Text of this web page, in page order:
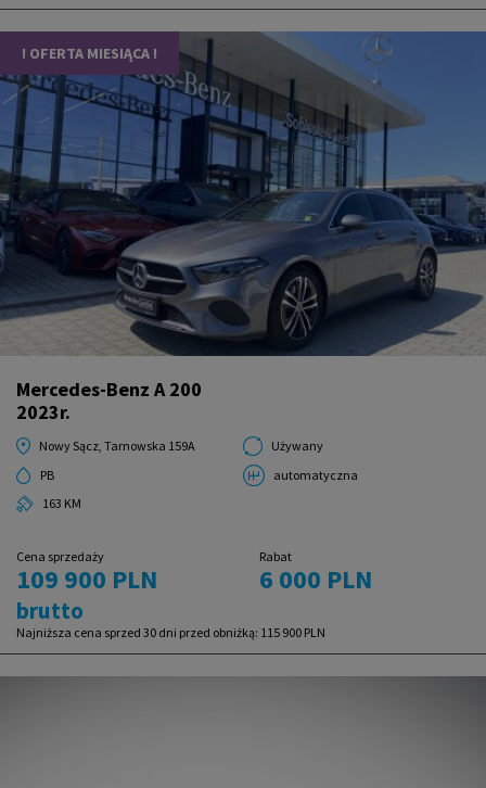
! OFERTA MIESIĄCA !
Mercedes-Benz A 200
2023r.
Nowy Sącz, Tarnowska 159A
Używany
PB
automatyczna
163 KM
Cena sprzedaży
109 900 PLN
brutto
Rabat
6 000 PLN
Najniższa cena sprzed 30 dni przed obniżką: 115 900 PLN